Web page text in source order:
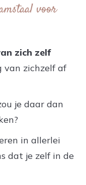
voor
zich zelf
van zichzelf af
je daar dan
in allerlei
dat je zelf in de